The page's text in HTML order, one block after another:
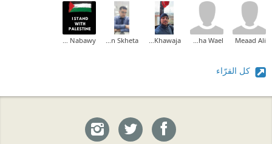
Meaad Ali
Maha Wael
Fares Khawaja
Abdulrhman Skheta
Shaymaa Nabawy
كل القرّاء